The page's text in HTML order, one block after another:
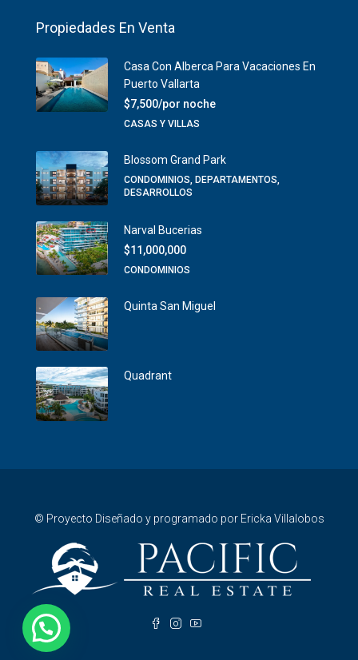
Propiedades En Venta
Casa Con Alberca Para Vacaciones En
Puerto Vallarta
$7,500/por noche
CASAS Y VILLAS
Blossom Grand Park
CONDOMINIOS, DEPARTAMENTOS,
DESARROLLOS
Narval Bucerias
$11,000,000
CONDOMINIOS
Quinta San Miguel
Quadrant
© Proyecto Diseñado y programado por Ericka Villalobos